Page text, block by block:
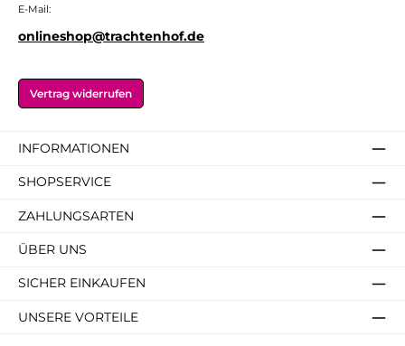
E-Mail:
onlineshop@trachtenhof.de
Vertrag widerrufen
INFORMATIONEN
SHOPSERVICE
ZAHLUNGSARTEN
ÜBER UNS
SICHER EINKAUFEN
UNSERE VORTEILE